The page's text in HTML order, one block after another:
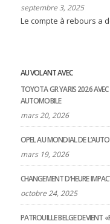
septembre 3, 2025
Le compte à rebours a
AU VOLANT AVEC
TOYOTA GR YARIS 2026
AUTOMOBILE
mars 20, 2026
OPEL AU MONDIAL DE
mars 19, 2026
CHANGEMENT D’HEURE
octobre 24, 2025
PATROUILLE BELGE DEVIENT